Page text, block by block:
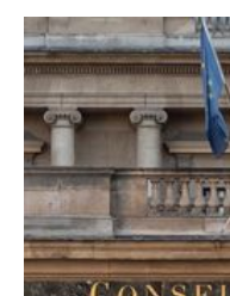
d’une
situation
sanitaire
nouvellement
dégrad...
Ordonnances
de
l’article
38
de
la
Constitution
: